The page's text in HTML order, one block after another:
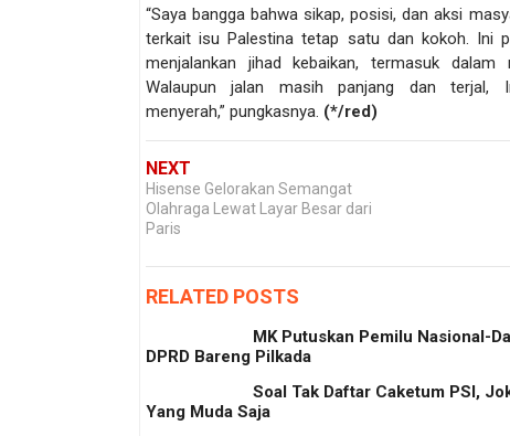
“Saya bangga bahwa sikap, posisi, dan aksi
terkait isu Palestina tetap satu dan kokoh. Ini
menjalankan jihad kebaikan, termasuk dalam
Walaupun jalan masih panjang dan terjal,
menyerah,” pungkasnya. (*/red)
NEXT
Hisense Gelorakan Semangat
Olahraga Lewat Layar Besar dari
Paris
RELATED POSTS
MK Putuskan Pemilu Nasional-
DPRD Bareng Pilkada
Soal Tak Daftar Caketum PSI,
Yang Muda Saja